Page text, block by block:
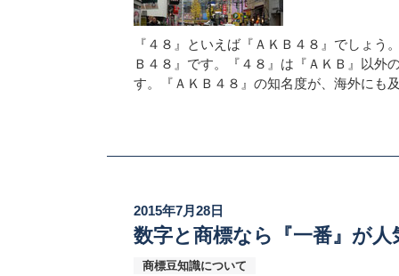
『４８』といえば『ＡＫＢ４８』でしょ
Ｂ４８』です。『４８』は『ＡＫＢ』以外
す。『ＡＫＢ４８』の知名度が、海外にも
2015年7月28日
数字と商標なら『一番』が人
商標豆知識について